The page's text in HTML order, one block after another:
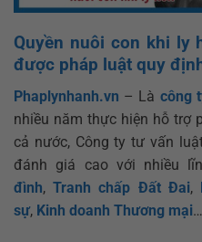
Quyền nuôi con khi ly
được pháp luật quy
Phaplynhanh.vn – Là công
nhiều năm thực hiện hỗ trợ
cả nước, Công ty tư vấn
đánh giá cao với nhiều
đình,Tranh chấp Đất Đai,
sự, Kinh doanh Thương mại…